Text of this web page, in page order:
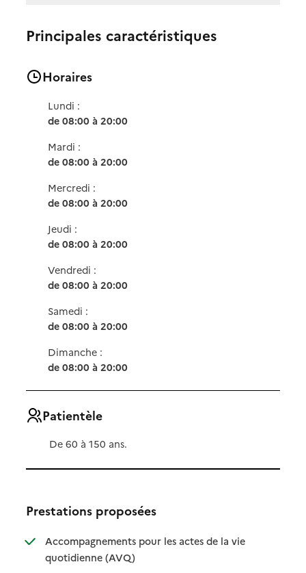
Principales caractéristiques
Horaires
Lundi :
de 08:00 à 20:00
Mardi :
de 08:00 à 20:00
Mercredi :
de 08:00 à 20:00
Jeudi :
de 08:00 à 20:00
Vendredi :
de 08:00 à 20:00
Samedi :
de 08:00 à 20:00
Dimanche :
de 08:00 à 20:00
Patientèle
De 60 à 150 ans.
Prestations proposées
Accompagnements pour les actes de la vie
quotidienne (AVQ): disponible
: non disponible